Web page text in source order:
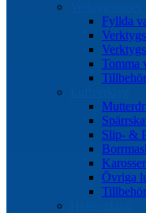
Fyllda
Tomma
Slip- &
Övriga